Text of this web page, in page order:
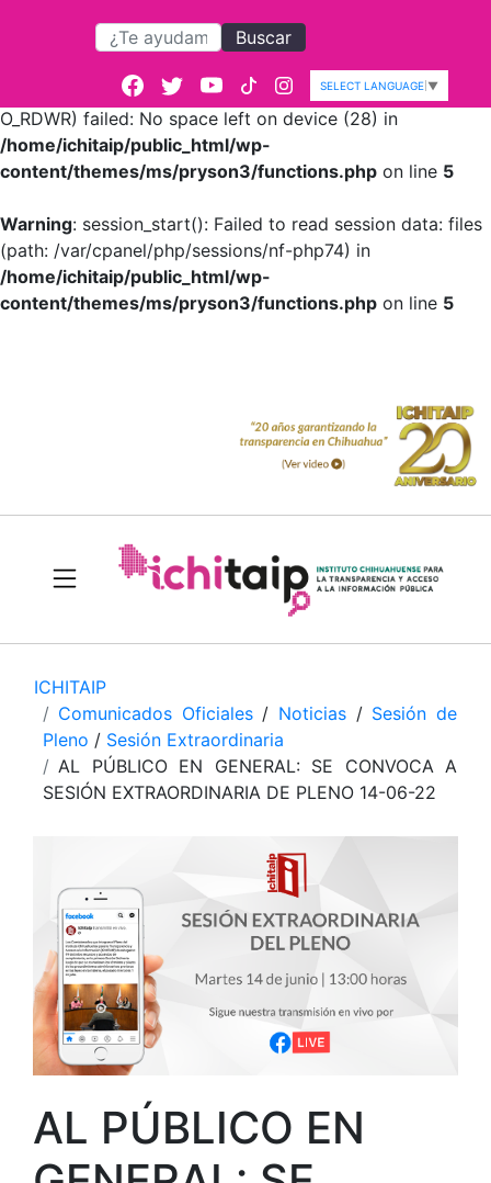
: session_start():
php74/sess_a779e9d5235056c173871aed66f03cc5,
O_RDWR) failed: No space left on device (28) in
/home/ichitaip/public_html/wp-
content/themes/ms/pryson3/functions.php on line 5
Warning: session_start(): Failed to read session data: files
(path: /var/cpanel/php/sessions/nf-php74) in
/home/ichitaip/public_html/wp-
content/themes/ms/pryson3/functions.php on line 5
Buscar
SELECT LANGUAGE ▼
ICHITAIP
Comunicados Oficiales/ Noticias / Sesión de
Pleno / Sesión Extraordinaria
AL PÚBLICO EN GENERAL: SE CONVOCA A
SESIÓN EXTRAORDINARIA DE PLENO 14-06-22
AL PÚBLICO EN